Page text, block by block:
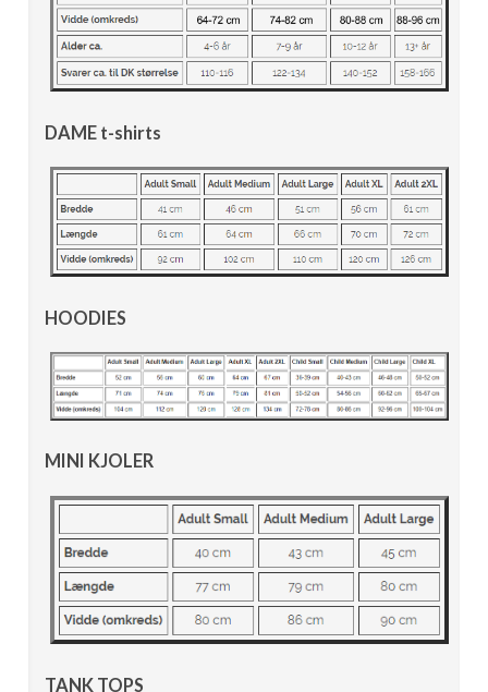
DAME t-shirts
HOODIES
MINI KJOLER
TANK TOPS